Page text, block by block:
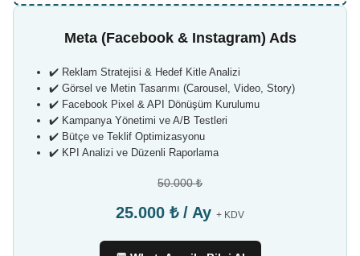
Meta (Facebook & Instagram) Ads
✔️ Reklam Stratejisi & Hedef Kitle Analizi
✔️ Görsel ve Metin Tasarımı (Carousel, Video, Story)
✔️ Facebook Pixel & API Dönüşüm Kurulumu
✔️ Kampanya Yönetimi ve A/B Testleri
✔️ Bütçe ve Teklif Optimizasyonu
✔️ KPI Analizi ve Düzenli Raporlama
50.000 ₺
25.000 ₺ / Ay + KDV